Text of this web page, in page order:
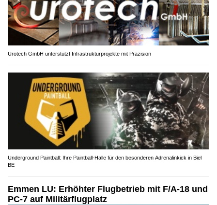
Urotech GmbH unterstützt Infrastrukturprojekte mit Präzision
Underground Paintball: Ihre Paintball-Halle für den besonderen Adrenalinkick in Biel
BE
Emmen LU: Erhöhter Flugbetrieb mit F/A-18 und
PC-7 auf Militärflugplatz